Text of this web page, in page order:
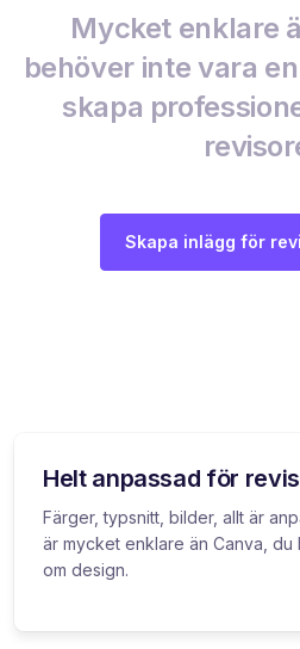
Mycket enklare
behöver inte vara
skapa
Skapa inlägg för
Helt anpassad för
Färger, typsnitt, bilder, allt är
är mycket enklare än Canva,
om design.